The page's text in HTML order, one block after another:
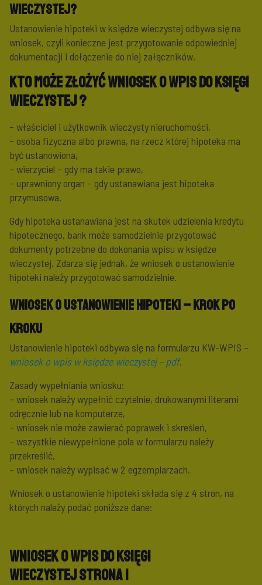
wieczystej?
Ustanowienie hipoteki w księdze wieczystej odbywa się na
wniosek, czyli konieczne jest przygotowanie odpowiedniej
dokumentacji i dołączenie do niej załączników.
Kto może złożyć wniosek o wpis do księgi
wieczystej ?
– właściciel i użytkownik wieczysty nieruchomości,
– osoba fizyczna albo prawna, na rzecz której hipoteka ma
być ustanowiona,
– wierzyciel – gdy ma takie prawo,
– uprawniony organ – gdy ustanawiana jest hipoteka
przymusowa.
Gdy hipoteka ustanawiana jest na skutek udzielenia kredytu
hipotecznego, bank może samodzielnie przygotować
dokumenty potrzebne do dokonania wpisu w księdze
wieczystej. Zdarza się jednak, że wniosek o ustanowienie
hipoteki należy przygotować samodzielnie.
Wniosek o ustanowienie hipoteki – krok po
kroku
Ustanowienie hipoteki odbywa się na formularzu KW-WPIS –
wniosek o wpis w księdze wieczystej – pdf.
Zasady wypełniania wniosku:
– wniosek należy wypełnić czytelnie, drukowanymi literami
odręcznie lub na komputerze,
– wniosek nie może zawierać poprawek i skreśleń,
– wszystkie niewypełnione pola w formularzu należy
przekreślić,
– wniosek należy wypisać w 2 egzemplarzach.
Wniosek o ustanowienie hipoteki składa się z 4 stron, na
których należy podać poniższe dane:
Wniosek o wpis do księgi
wieczystejStrona 1